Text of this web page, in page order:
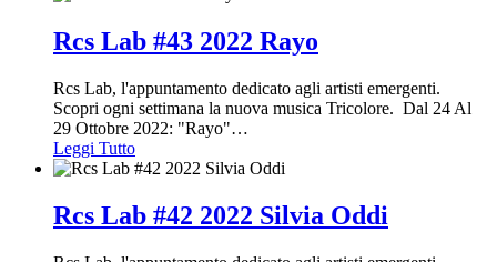
Rcs Lab #43 2022 Rayo
Rcs Lab, l'appuntamento dedicato agli artisti emergenti.
Scopri ogni settimana la nuova musica Tricolore. Dal 24 Al
29 Ottobre 2022: "Rayo"…
Leggi Tutto
Rcs Lab #42 2022 Silvia Oddi